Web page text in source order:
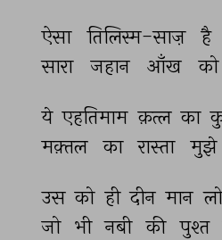
ऐसा तिलिस्म-साज़ है
सारा
जहान आँख को
ये एहतिमाम क़त्ल का
मक़्तल का रास्ता मुझे
उस को ही दीन मान
जो भी नबी की पुश्त